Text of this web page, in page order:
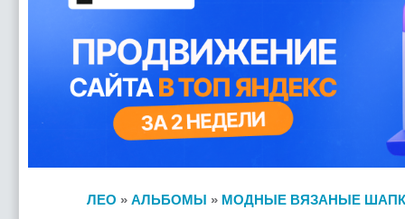
ЛЕО » АЛЬБОМЫ » МОДНЫЕ ВЯЗАНЫЕ ШАПКИ